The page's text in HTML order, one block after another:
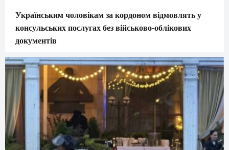
Українським чоловікам за кордоном відмовлять у
консульських послугах без військово-облікових
документів